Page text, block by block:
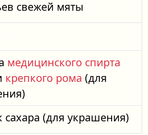
свежей мяты
медицинского спирта
крепкого рома (для
сахара (для украшения)